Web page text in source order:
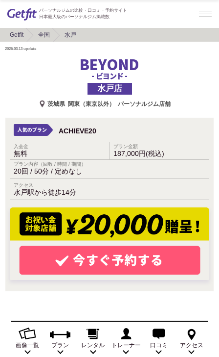
パーソナルジムの比較・口コミ・予約サイト
日本最大級のパーソナルジム掲載数
Getfit 全国 水戸
2026.03.13 update
BEYOND
- ビヨンド -
水戸店
茨城県 関東（東京以外） パーソナルジム店舗
ACHIEVE20
入会金
無料
プラン金額
187,000円(税込)
プラン内容（回数 / 時間 / 期間）
20回 / 50分 / 定めなし
アクセス
水戸駅から徒歩14分
画像一覧 プラン レンタル トレーナー 口コミ アクセス